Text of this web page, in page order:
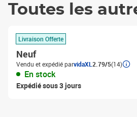
Toutes les
Livraison Offerte
Neuf
Vendu et expédié parvidaXL 2.79/5(14)
En stock
Expédié sous 3 jours